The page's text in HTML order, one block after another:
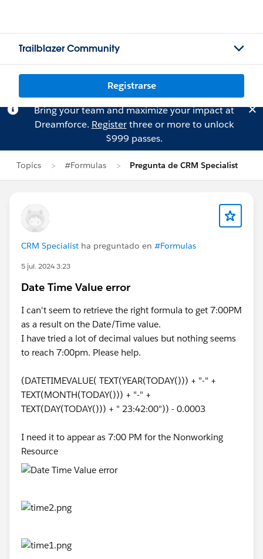
Trailblazer Community
Registrarse
Bring your team and maximize your impact at
Dreamforce. Registerthree or more to unlock
$999 passes.
Topics #Formulas Pregunta de CRM Specialist
CRM Specialist ha preguntado en #Formulas
5 jul. 2024 3:23
Date Time Value error
I can't seem to retrieve the right formula to get 7:00PM
as a result on the Date/Time value.
I have tried a lot of decimal values but nothing seems
to reach 7:00pm. Please help.
(DATETIMEVALUE( TEXT(YEAR(TODAY())) + "-" +
TEXT(MONTH(TODAY())) + "-" +
TEXT(DAY(TODAY())) + " 23:42:00")) - 0.0003
I need it to appear as 7:00 PM for the Nonworking
Resource